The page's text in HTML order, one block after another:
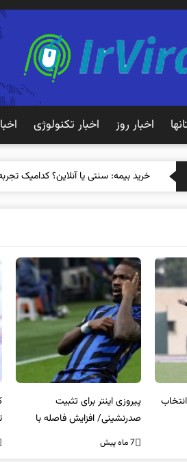
اخبار روز اخبار تکنولوژی
خرید بیمه: سنتی
پیروزی اینتر برای تثبیت
صدرنشینی/ افزایش فاصله با
ناپولی
7 ماه پیش